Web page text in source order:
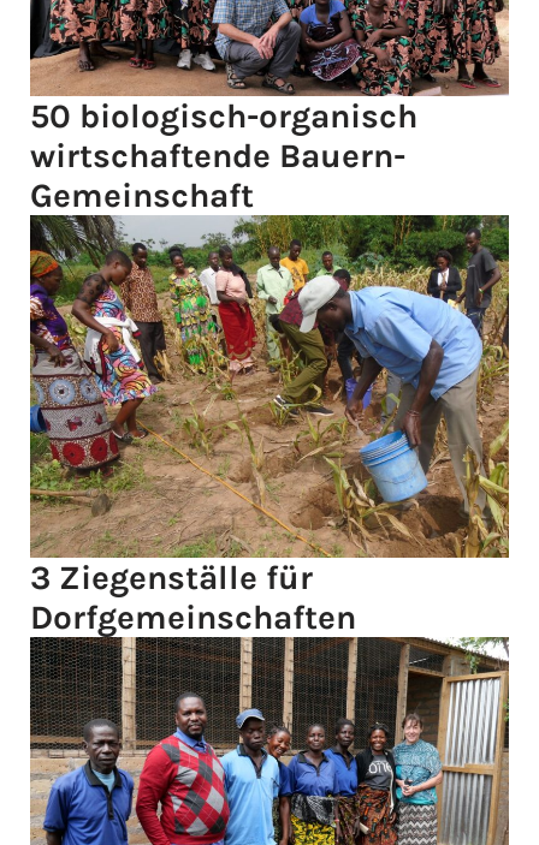
50 biologisch-organisch
wirtschaftende Bauern-
Gemeinschaft
3 Ziegenställe für
Dorfgemeinschaften